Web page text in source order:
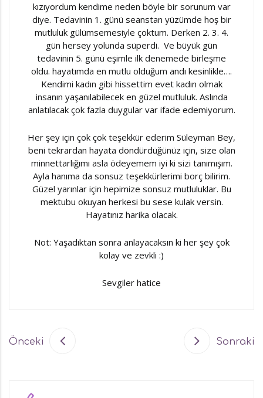
kızıyordum kendime neden böyle bir sorunum var
diye. Tedavinin 1. günü seanstan yüzümde hoş bir
mutluluk gülümsemesiyle çoktum. Derken 2. 3. 4.
gün hersey yolunda süperdi. Ve büyük gün
tedavinin 5. günü eşimle ilk denemede birleşme
oldu. hayatımda en mutlu olduğum andı kesinlikle….
Kendimi kadın gibi hissettim evet kadın olmak
insanın yaşanılabilecek en güzel mutluluk. Aslında
anlatılacak çok fazla duygular var ifade edemiyorum.
Her şey için çok çok teşekkür ederim Süleyman Bey,
beni tekrardan hayata döndürdüğünüz için, size olan
minnettarlığımı asla ödeyemem iyi ki sizi tanımışım.
Ayla hanıma da sonsuz teşekkürlerimi borç bilirim.
Güzel yarınlar için hepimize sonsuz mutluluklar. Bu
mektubu okuyan herkesi bu sese kulak versin.
Hayatınız harika olacak.
Not: Yaşadıktan sonra anlayacaksın ki her şey çok
kolay ve zevkli :)
Sevgiler hatice
Önceki Sonraki